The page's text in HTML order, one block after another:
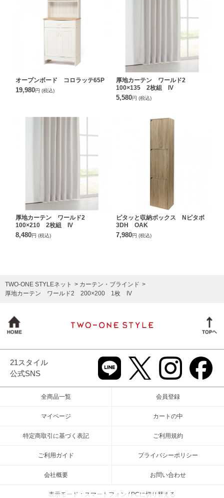
オープンボード コロラッテ65P
19,980円 (税込)
厚地カーテン ワールド2
100×135 2枚組 IV
5,580円 (税込)
厚地カーテン ワールド2
100×210 2枚組 IV
8,480円 (税込)
ピタッと収納ボックス Nピタボ
3DH OAK
7,980円 (税込)
TWO-ONE STYLEネット
カーテン・ブラインド
厚地カーテン ワールド2 200×200 1枚 IV
21スタイル
公式SNS
全商品一覧 会員登録
マイページ カートの中
特定商取引に基づく表記 ご利用規約
ご利用ガイド プライバシーポリシー
会社概要 お問い合わせ
表示モード：スマートフォン / PCに切り替える